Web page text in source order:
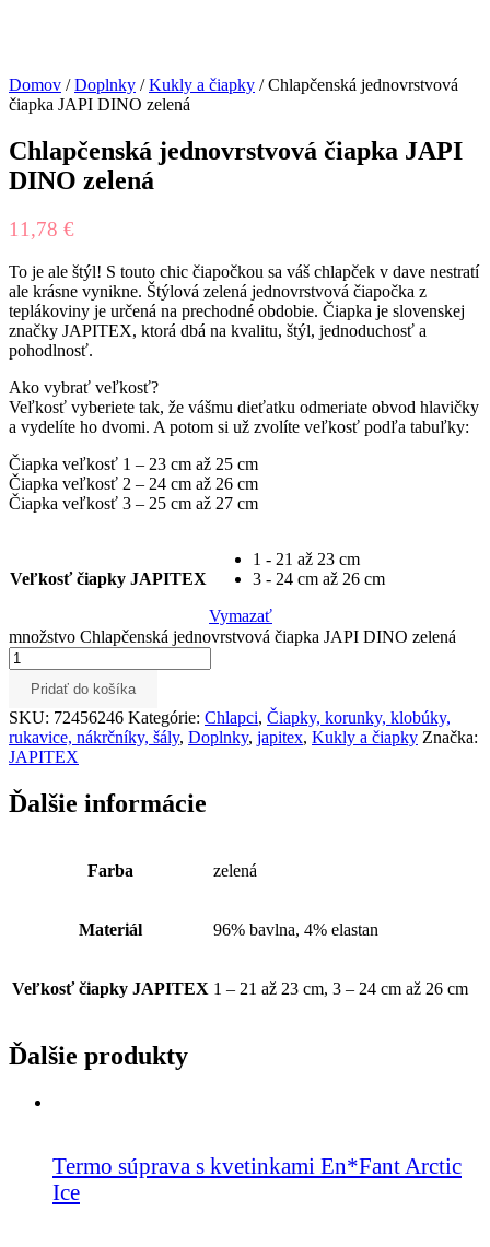
Domov /Doplnky /Kukly a čiapky / Chlapčenská jednovrstvová
čiapka JAPI DINO zelená
Chlapčenská jednovrstvová čiapka JAPI
DINO zelená
11,78 €
To je ale štýl! S touto chic čiapočkou sa váš chlapček v dave nestratí
ale krásne vynikne. Štýlová zelená jednovrstvová čiapočka z
teplákoviny je určená na prechodné obdobie. Čiapka je slovenskej
značky JAPITEX, ktorá dbá na kvalitu, štýl, jednoduchosť a
pohodlnosť.
Ako vybrať veľkosť?
Veľkosť vyberiete tak, že vášmu dieťatku odmeriate obvod hlavičky
a vydelíte ho dvomi. A potom si už zvolíte veľkosť podľa tabuľky:
Čiapka veľkosť 1 – 23 cm až 25 cm
Čiapka veľkosť 2 – 24 cm až 26 cm
Čiapka veľkosť 3 – 25 cm až 27 cm
Veľkosť čiapky JAPITEX
1 - 21 až 23 cm
3 - 24 cm až 26 cm
Vymazať
množstvo Chlapčenská jednovrstvová čiapka JAPI DINO zelená
Pridať do košíka
SKU: 72456246 Kategórie: Chlapci, Čiapky, korunky, klobúky,
rukavice, nákrčníky, šály, Doplnky, japitex, Kukly a čiapky Značka:
JAPITEX
Ďalšie informácie
Farba zelená
Materiál 96% bavlna, 4% elastan
Veľkosť čiapky JAPITEX 1 – 21 až 23 cm, 3 – 24 cm až 26 cm
Ďalšie produkty
Termo súprava s kvetinkami En*Fant Arctic
Ice